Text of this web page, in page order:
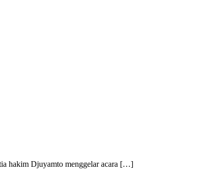
hakim Djuyamto menggelar acara […]